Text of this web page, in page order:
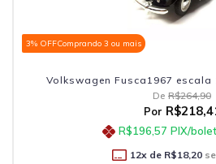
3% OFFComprando 3 ou mais
Volkswagen Fusca1967 escala
De R$264,90
Por
R$196,57 PIX/
12x de R$18,20